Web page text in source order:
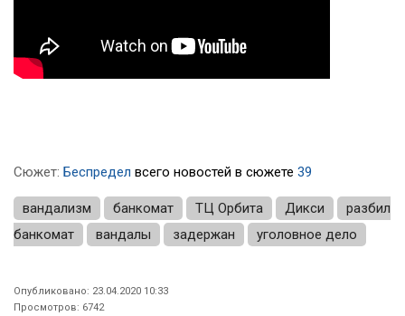
Сюжет: Беспредел всего новостей в сюжете 39
вандализм банкомат ТЦ Орбита Дикси
разбил
банкомат
вандалы задержан уголовное дело
Опубликовано: 23.04.2020 10:33
Просмотров: 6742